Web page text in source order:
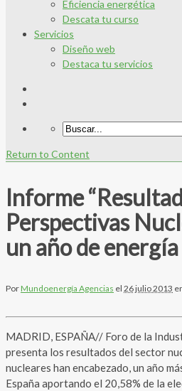
Eficiencia energética
Descata tu curso
Servicios
Diseño web
Destaca tu servicios
Return to Content
Informe
Perspectivas
un año de
PorMundoenergía Agencias el 26 julio 2013
MADRID, ESPAÑA// Foro de la
presenta los resultados del sector
nucleares han encabezado, un año
España aportando el 20,58% de la